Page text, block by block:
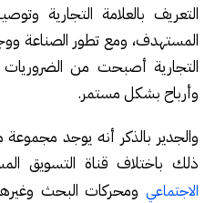
التعريف بالعلامة التجارية
المستهدف، ومع تطور الصناعة
التجارية أصبحت من
وأرباح بشكل مستمر.
والجدير بالذكر أنه يوجد مجموعة
ذلك باختلاف قناة التسويق
الاجتماعيومحركات البحث